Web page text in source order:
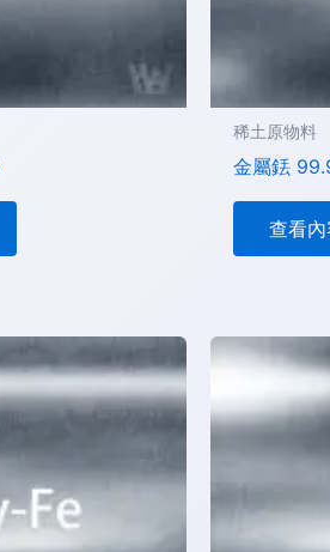
稀土原物料
金屬銩
查看內